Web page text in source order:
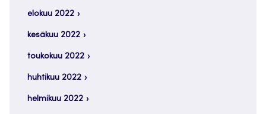
elokuu 2022
kesäkuu 2022
toukokuu 2022
huhtikuu 2022
helmikuu 2022